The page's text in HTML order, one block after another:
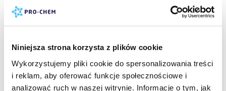
Niniejsza strona korzysta z plików cookie
Wykorzystujemy pliki cookie do spersonalizowania treści
i reklam, aby oferować funkcje społecznościowe i
analizować ruch w naszej witrynie. Informacje o tym, jak
Venus Super Foamer.
pokaż więcej »